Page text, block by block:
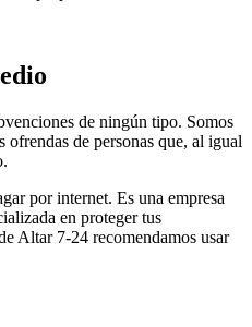
de ningún tipo. Somos
ofrendas de personas que, al igual
por internet. Es una empresa
en proteger tus
Altar 7-24 recomendamos usar